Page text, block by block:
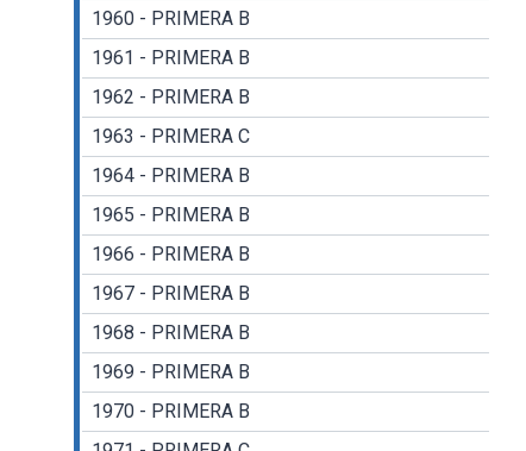
1960 - PRIMERA B
1961 - PRIMERA B
1962 - PRIMERA B
1963 - PRIMERA C
1964 - PRIMERA B
1965 - PRIMERA B
1966 - PRIMERA B
1967 - PRIMERA B
1968 - PRIMERA B
1969 - PRIMERA B
1970 - PRIMERA B